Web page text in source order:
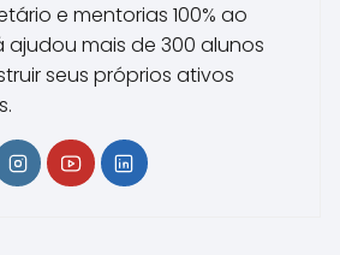
e mentorias 100% ao
ajudou mais de 300 alunos
seus próprios ativos